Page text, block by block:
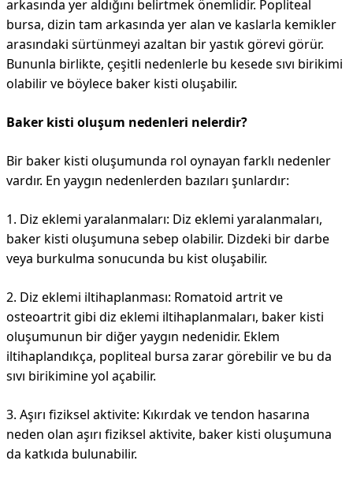
arkasında yer aldığını belirtmek önemlidir. Popliteal
bursa, dizin tam arkasında yer alan ve kaslarla kemikler
arasındaki sürtünmeyi azaltan bir yastık görevi görür.
Bununla birlikte, çeşitli nedenlerle bu kesede sıvı birikimi
olabilir ve böylece baker kisti oluşabilir.
Baker kisti oluşum nedenleri nelerdir?
Bir baker kisti oluşumunda rol oynayan farklı nedenler
vardır. En yaygın nedenlerden bazıları şunlardır:
1. Diz eklemi yaralanmaları: Diz eklemi yaralanmaları,
baker kisti oluşumuna sebep olabilir. Dizdeki bir darbe
veya burkulma sonucunda bu kist oluşabilir.
2. Diz eklemi iltihaplanması: Romatoid artrit ve
osteoartrit gibi diz eklemi iltihaplanmaları, baker kisti
oluşumunun bir diğer yaygın nedenidir. Eklem
iltihaplandıkça, popliteal bursa zarar görebilir ve bu da
sıvı birikimine yol açabilir.
3. Aşırı fiziksel aktivite: Kıkırdak ve tendon hasarına
neden olan aşırı fiziksel aktivite, baker kisti oluşumuna
da katkıda bulunabilir.